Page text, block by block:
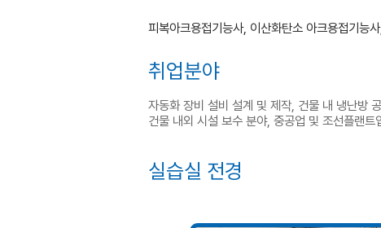
피복아크용접기능사, 이산화탄소 아크용접기능
취업분야
자동화 장비 설비 설계 및 제작, 건물 내 냉난방
건물 내외 시설 보수 분야, 중공업 및 조선플랜트
실습실 전경